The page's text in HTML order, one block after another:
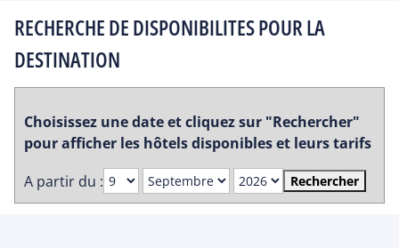
RECHERCHE DE DISPONIBILITES POUR LA
DESTINATION
Choisissez une date et cliquez sur "Rechercher"
pour afficher les hôtels disponibles et leurs tarifs
A partir du :
Rechercher